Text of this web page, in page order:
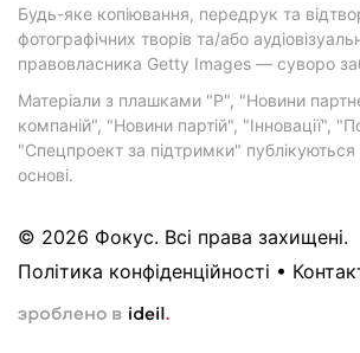
Будь-яке копіювання, передрук та
фотографічних творів та/або
правовласника Getty Images — суворо
Матеріали з плашками "Р", "Новини
компаній", "Новини партій", "Інновації",
"Спецпроект за підтримки" публікуються
основі.
© 2026 Фокус. Всі права захищені.
Політика конфіденційності •